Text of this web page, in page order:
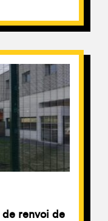
de renvoi de